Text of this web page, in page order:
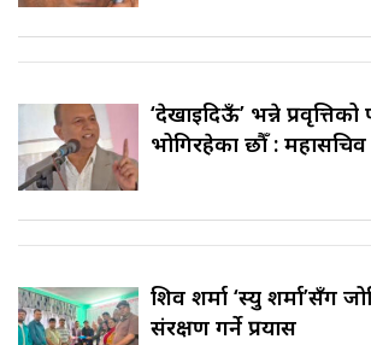
‘देखाइदिऊँ’ भन्ने
भोगिरहेका छौँ :
शिव शर्मा ‘स्यु शर्मा’सँग
संरक्षण गर्ने प्रयास